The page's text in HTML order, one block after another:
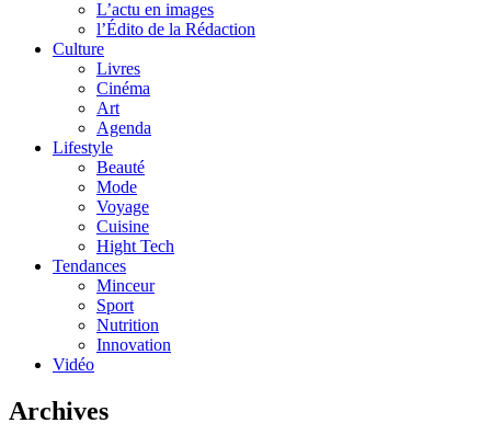
L’actu en images
l’Édito de la Rédaction
Culture
Livres
Cinéma
Art
Agenda
Lifestyle
Beauté
Mode
Voyage
Cuisine
Hight Tech
Tendances
Minceur
Sport
Nutrition
Innovation
Vidéo
Archives